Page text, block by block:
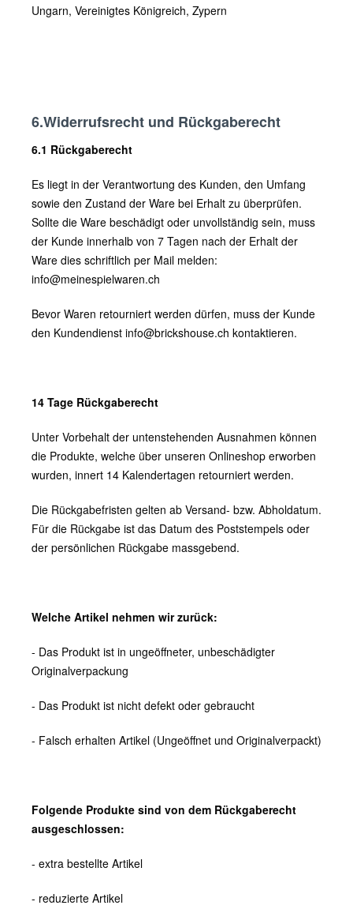
Ungarn, Vereinigtes Königreich, Zypern
6.Widerrufsrecht und Rückgaberecht
6.1 Rückgaberecht
Es liegt in der Verantwortung des Kunden, den Umfang
sowie den Zustand der Ware bei Erhalt zu überprüfen.
Sollte die Ware beschädigt oder unvollständig sein, muss
der Kunde innerhalb von 7 Tagen nach der Erhalt der
Ware dies schriftlich per Mail melden:
info@meinespielwaren.ch
Bevor Waren retourniert werden dürfen, muss der Kunde
den Kundendienst info@brickshouse.ch kontaktieren.
14 Tage Rückgaberecht
Unter Vorbehalt der untenstehenden Ausnahmen können
die Produkte, welche über unseren Onlineshop erworben
wurden, innert 14 Kalendertagen retourniert werden.
Die Rückgabefristen gelten ab Versand- bzw. Abholdatum.
Für die Rückgabe ist das Datum des Poststempels oder
der persönlichen Rückgabe massgebend.
Welche Artikel nehmen wir zurück:
- Das Produkt ist in ungeöffneter, unbeschädigter
Originalverpackung
- Das Produkt ist nicht defekt oder gebraucht
- Falsch erhalten Artikel (Ungeöffnet und Originalverpackt)
Folgende Produkte sind von dem Rückgaberecht
ausgeschlossen:
- extra bestellte Artikel
- reduzierte Artikel